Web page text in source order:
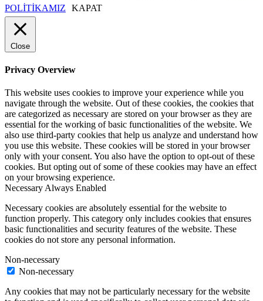
POLİTİKAMIZ
KAPAT
Close
Privacy Overview
This website uses cookies to improve your experience while you
navigate through the website. Out of these cookies, the cookies that
are categorized as necessary are stored on your browser as they are
essential for the working of basic functionalities of the website. We
also use third-party cookies that help us analyze and understand how
you use this website. These cookies will be stored in your browser
only with your consent. You also have the option to opt-out of these
cookies. But opting out of some of these cookies may have an effect
on your browsing experience.
Necessary Always Enabled
Necessary cookies are absolutely essential for the website to
function properly. This category only includes cookies that ensures
basic functionalities and security features of the website. These
cookies do not store any personal information.
Non-necessary
Non-necessary
Any cookies that may not be particularly necessary for the website